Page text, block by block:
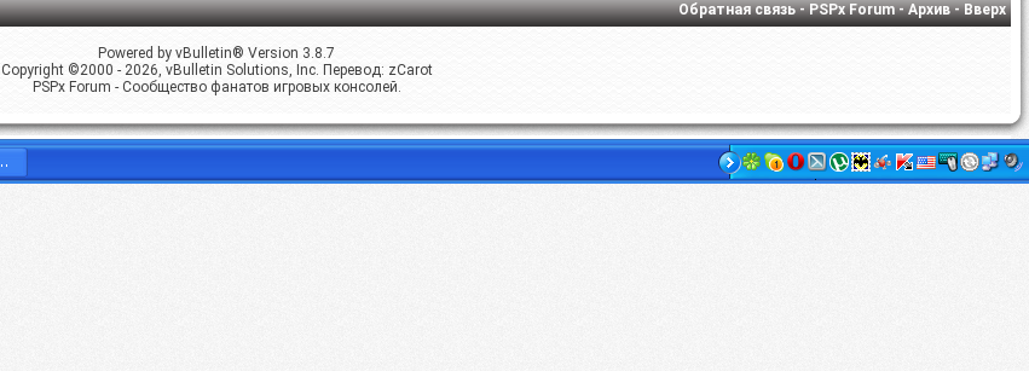
Обратная связь-PSPx Forum-Архив-Вверх
Powered by vBulletin® Version 3.8.7
Copyright ©2000 - 2026, vBulletin Solutions, Inc. Перевод: zCarot
PSPx Forum - Сообщество фанатов игровых консолей.